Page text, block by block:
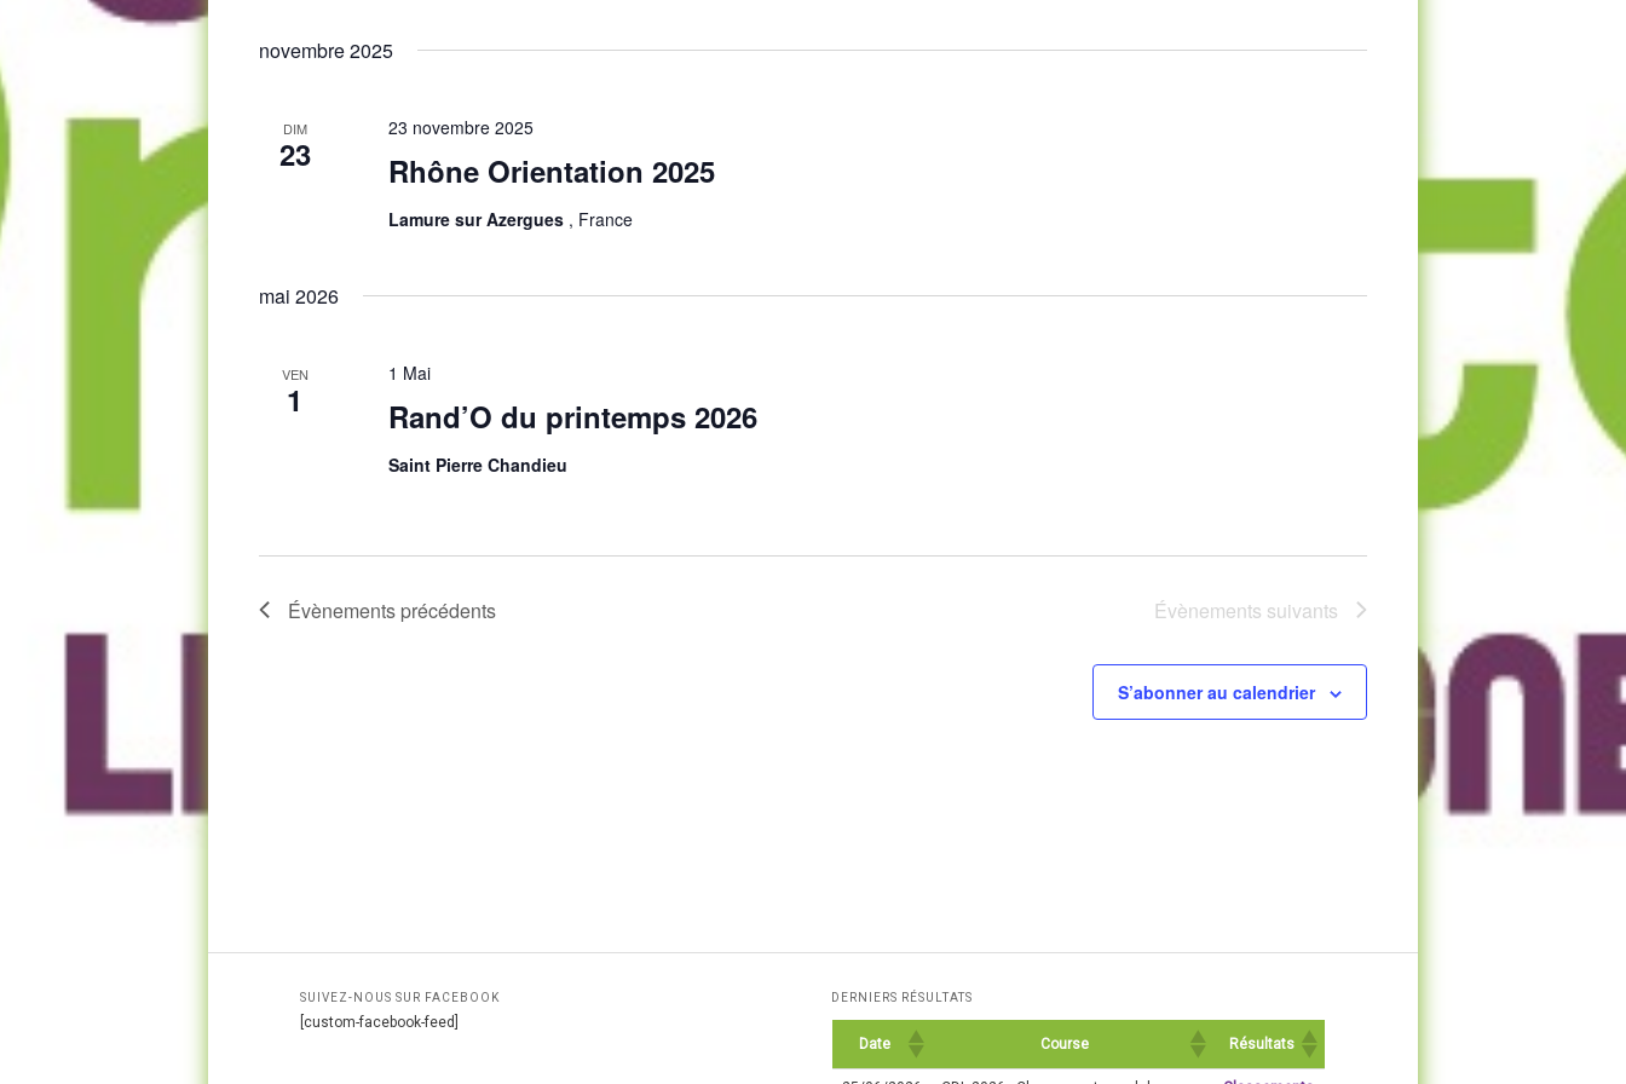
date.
novembre 2025
DIM
23 Rhône Orientation 2025
23 novembre 2025
Lamure sur Azergues , France
mai 2026
VEN
1 Rand’O du printemps 2026
1 Mai
Saint Pierre Chandieu
Évènements précédents Évènements suivants
S’abonner au calendrier
SUIVEZ-NOUS SUR FACEBOOK
[custom-facebook-feed]
DERNIERS RÉSULTATS
Date Course Résultats